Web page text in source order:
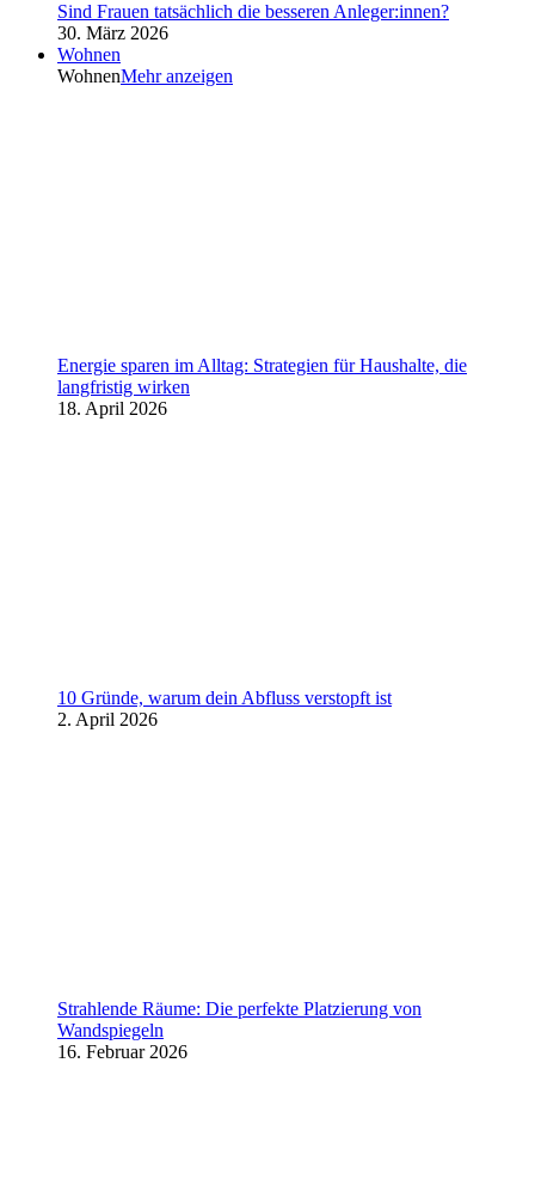
Sind Frauen tatsächlich die besseren Anleger:innen?
30. März 2026
Wohnen
WohnenMehr anzeigen
Energie sparen im Alltag: Strategien für Haushalte, die
langfristig wirken
18. April 2026
10 Gründe, warum dein Abfluss verstopft ist
2. April 2026
Strahlende Räume: Die perfekte Platzierung von
Wandspiegeln
16. Februar 2026